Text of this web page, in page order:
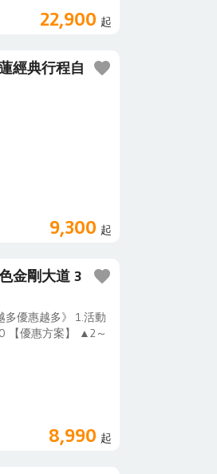
22,900 起
經典行程自
9,300 起
金剛大道 3
多優惠越多》 1.活動
【優惠方案】 ▲2～
不適用此優惠）。
變更出發日期，視
與解釋之權力。
調整，請留意交通
8,990 起